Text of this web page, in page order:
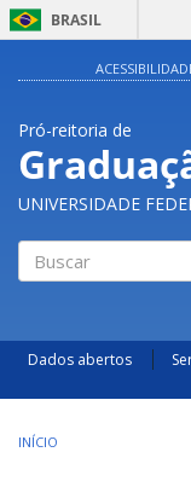
BRASIL
Pró-reitoria de
UNIVERSIDADE
Dados abertos
INÍCIO